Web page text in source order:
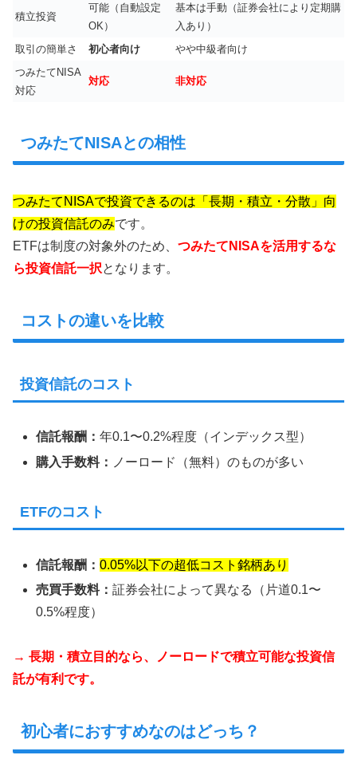
積立投資
可能（自動設定
OK）
基本は手動（証券会社により定期購
入あり）
取引の簡単さ
初心者向け
やや中級者向け
つみたてNISA
対応
対応 非対応
つみたてNISAとの相性
つみたてNISAで投資できるのは「長期・積立・分散」向
けの投資信託のみです。
ETFは制度の対象外のため、 つみたてNISAを活用するな
ら投資信託一択となります。
コストの違いを比較
投資信託のコスト
信託報酬：年0.1〜0.2%程度（インデックス型）
購入手数料： ノーロード（無料）のものが多い
ETFのコスト
信託報酬：0.05%以下の超低コスト銘柄あり
売買手数料：証券会社によって異なる（片道0.1〜
0.5%程度）
→ 長期・積立目的なら、ノーロードで積立可能な投資信
託が有利です。
初心者におすすめなのはどっち？